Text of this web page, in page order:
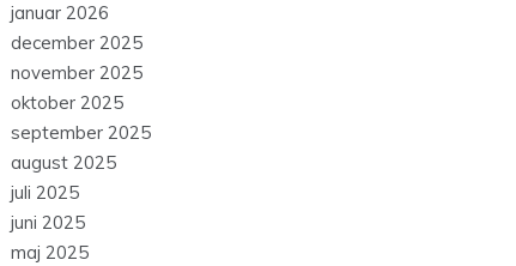
januar 2026
december 2025
november 2025
oktober 2025
september 2025
august 2025
juli 2025
juni 2025
maj 2025